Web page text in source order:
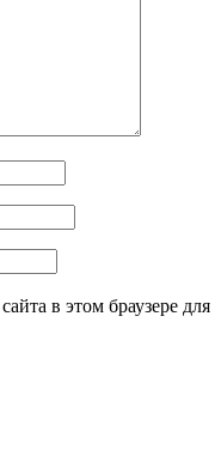
в этом браузере для